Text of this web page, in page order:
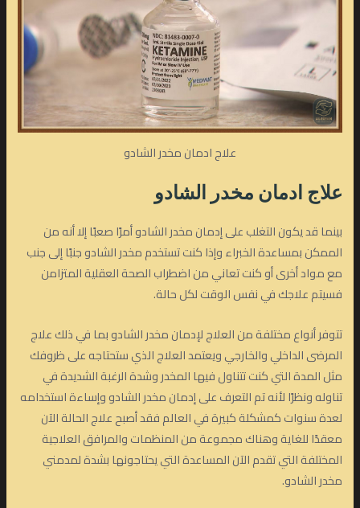
علاج ادمان مخدر الشادو
علاج ادمان مخدر الشادو
بينما قد يكون التغلب على إدمان مخدر الشادو أمرًا صعبًا إلا أنه من
الممكن بمساعدة الخبراء وإذا كنت تستخدم مخدر الشادو جنبًا إلى جنب
مع مواد أخرى أو كنت تعاني من اضطراب الصحة العقلية المتزامن
فسيتم علاجك في نفس الوقت لكل حالة.
تتوفر أنواع مختلفة من العلاج لإدمان مخدر الشادو بما في ذلك علاج
المرضى الداخلي والخارجي ويعتمد العلاج الذي ستحتاجه على ظروفك
مثل المدة التي كنت تتناول فيها المخدر وشدة الرغبة الشديدة في
تناوله ونظرًا لأنه تم التعرف على إدمان مخدر الشادو وإساءة استخدامه
لعدة سنوات كمشكلة كبيرة في العالم فقد أصبح علاج الحالة الآن
معقدًا للغاية وهناك مجموعة من المنظمات والمرافق العلاجية
المختلفة التي تقدم الآن المساعدة التي يحتاجونها بشدة لمدمني
مخدر الشادو.